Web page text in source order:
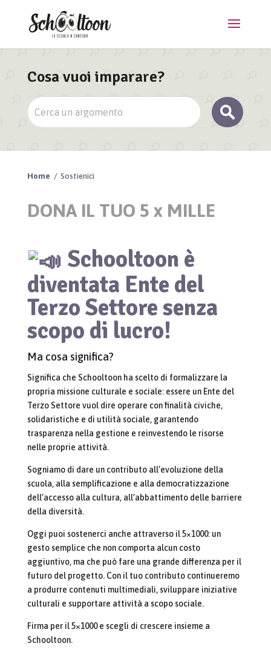
Cosa vuoi imparare?
Home / Sostienici
DONA IL TUO 5 x MILLE
Schooltoon è
diventata Ente del
Terzo Settore senza
scopo di lucro!
Ma cosa significa?
Significa che Schooltoon ha scelto di formalizzare la
propria missione culturale e sociale: essere un Ente del
Terzo Settore vuol dire operare con finalità civiche,
solidaristiche e di utilità sociale, garantendo
trasparenza nella gestione e reinvestendo le risorse
nelle proprie attività.
Sogniamo di dare un contributo all’evoluzione della
scuola, alla semplificazione e alla democratizzazione
dell’accesso alla cultura, all’abbattimento delle barriere
della diversità.
Oggi puoi sostenerci anche attraverso il 5×1000: un
gesto semplice che non comporta alcun costo
aggiuntivo, ma che può fare una grande differenza per il
futuro del progetto. Con il tuo contributo continueremo
a produrre contenuti multimediali, sviluppare iniziative
culturali e supportare attività a scopo sociale.
Firma per il 5×1000 e scegli di crescere insieme a
Schooltoon.